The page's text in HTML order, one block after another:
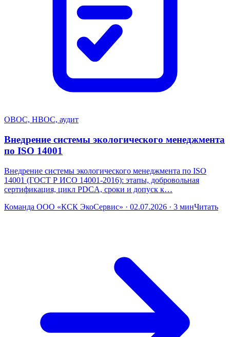
ОВОС, НВОС, аудит
Внедрение системы экологического менеджмента
по ISO 14001
Внедрение системы экологического менеджмента по ISO
14001 (ГОСТ Р ИСО 14001-2016): этапы, добровольная
сертификация, цикл PDCA, сроки и допуск к…
Команда ООО «КСК ЭкоСервис» · 02.07.2026 · 3 минЧитать